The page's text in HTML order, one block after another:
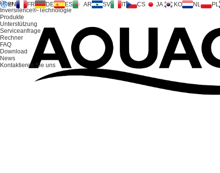
Über uns
Inversilence®-Technologie
Produkte
Unterstützung
Serviceanfrage
Rechner
FAQ
Download
News
Kontaktieren Sie uns
EN FR DE ES AR SV IT CS JA KO NL PL